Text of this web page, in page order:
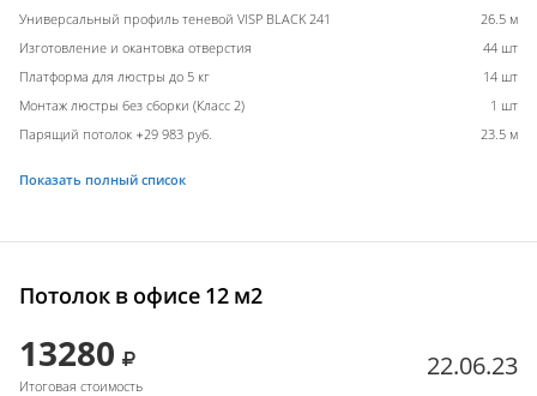
Универсальный профиль теневой VISP BLACK 241
26.5 м
Изготовление и окантовка отверстия
44 шт
Платформа для люстры до 5 кг
14 шт
Монтаж люстры без сборки (Класс 2)
1 шт
Парящий потолок +29 983 руб.
23.5 м
Показать полный список
Потолок в офисе 12 м2
13280
Итоговая стоимость
22.06.23